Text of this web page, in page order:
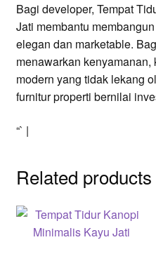
Bagi developer, Tempat
Jati membantu
elegan dan marketable.
menawarkan
modern yang tidak lekang
furnitur properti bernilai
“` |
Related products